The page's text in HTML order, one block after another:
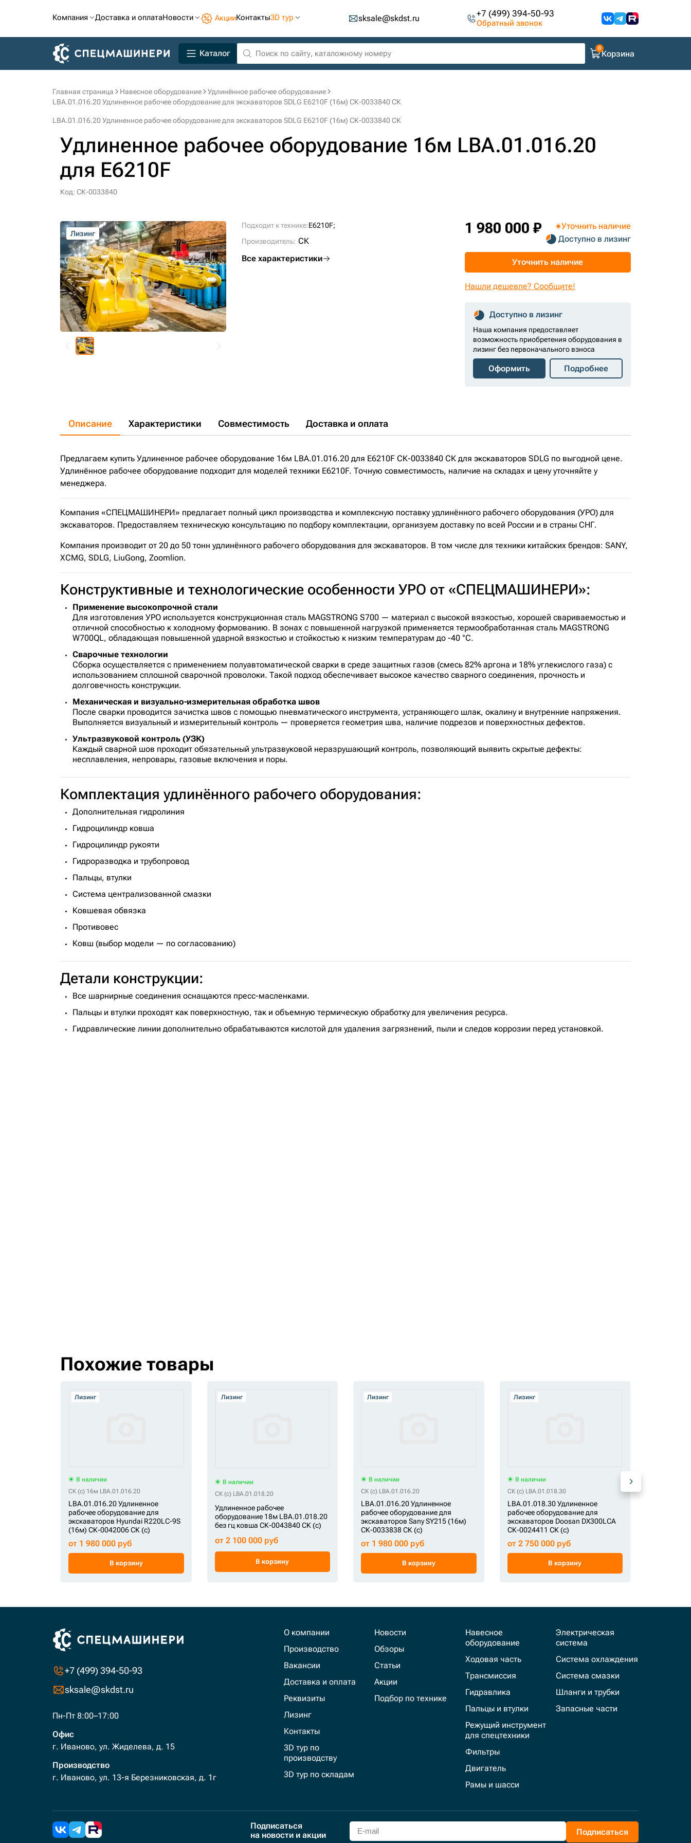
Компания Доставка и оплатаНовости АкцииКонтакты3D тур sksale@skdst.ru +7 (499) 394-50-93
Обратный звонок
Каталог Корзина
Главная страница Навесное оборудование
Удлинённое рабочее оборудование
LBA.01.016.20 Удлиненное рабочее оборудование для экскаваторов SDLG E6210F (16м) СК-0033840 СК
LBA.01.016.20 Удлиненное рабочее оборудование для экскаваторов SDLG E6210F (16м) СК-0033840 СК
Удлиненное рабочее оборудование 16м LBA.01.016.20
для E6210F
Код: СК-0033840
Лизинг
Подходит к технике:E6210F;
Производитель: СК
Все характеристики
1 980 000 ₽
Уточнить наличие
Доступно в лизинг
Уточнить наличие
Нашли дешевле? Сообщите!
Доступно в лизинг
Наша компания предоставляет
возможность приобретения оборудования в
лизинг без первоначального взноса
Оформить Подробнее
Описание Характеристики Совместимость Доставка и оплата
Предлагаем купить Удлиненное рабочее оборудование 16м LBA.01.016.20 для E6210F СК-0033840 СК для экскаваторов SDLG по выгодной цене.
Удлинённое рабочее оборудование подходит для моделей техники E6210F. Точную совместимость, наличие на складах и цену уточняйте у
менеджера.
Компания «СПЕЦМАШИНЕРИ» предлагает полный цикл производства и комплексную поставку удлинённого рабочего оборудования (УРО) для
экскаваторов. Предоставляем техническую консультацию по подбору комплектации, организуем доставку по всей России и в страны СНГ.
Компания производит от 20 до 50 тонн удлинённого рабочего оборудования для экскаваторов. В том числе для техники китайских брендов: SANY,
XCMG, SDLG, LiuGong, Zoomlion.
Конструктивные и технологические особенности УРО от «СПЕЦМАШИНЕРИ»:
Применение высокопрочной стали
Для изготовления УРО используется конструкционная сталь MAGSTRONG S700 — материал с высокой вязкостью, хорошей свариваемостью и
отличной способностью к холодному формованию. В зонах с повышенной нагрузкой применяется термообработанная сталь MAGSTRONG
W700QL, обладающая повышенной ударной вязкостью и стойкостью к низким температурам до -40 °C.
Сварочные технологии
Сборка осуществляется с применением полуавтоматической сварки в среде защитных газов (смесь 82% аргона и 18% углекислого газа) с
использованием сплошной сварочной проволоки. Такой подход обеспечивает высокое качество сварного соединения, прочность и
долговечность конструкции.
Механическая и визуально-измерительная обработка швов
После сварки проводится зачистка швов с помощью пневматического инструмента, устраняющего шлак, окалину и внутренние напряжения.
Выполняется визуальный и измерительный контроль — проверяется геометрия шва, наличие подрезов и поверхностных дефектов.
Ультразвуковой контроль (УЗК)
Каждый сварной шов проходит обязательный ультразвуковой неразрушающий контроль, позволяющий выявить скрытые дефекты:
несплавления, непровары, газовые включения и поры.
Комплектация удлинённого рабочего оборудования:
Дополнительная гидролиния
Гидроцилиндр ковша
Гидроцилиндр рукояти
Гидроразводка и трубопровод
Пальцы, втулки
Система централизованной смазки
Ковшевая обвязка
Противовес
Ковш (выбор модели — по согласованию)
Детали конструкции:
Все шарнирные соединения оснащаются пресс-масленками.
Пальцы и втулки проходят как поверхностную, так и объемную термическую обработку для увеличения ресурса.
Гидравлические линии дополнительно обрабатываются кислотой для удаления загрязнений, пыли и следов коррозии перед установкой.
Похожие товары
Лизинг
В наличии
СК (c) 16м LBA.01.016.20
LBA.01.016.20 Удлиненное
рабочее оборудование для
экскаваторов Hyundai R220LC-9S
(16м) СК-0042006 СК (c)
от 1 980 000 руб
В корзину
Лизинг
В наличии
СК (c) LBA.01.018.20
Удлиненное рабочее
оборудование 18м LBA.01.018.20
без гц ковша СК-0043840 СК (c)
от 2 100 000 руб
В корзину
Лизинг
В наличии
СК (c) LBA.01.016.20
LBA.01.016.20 Удлиненное
рабочее оборудование для
экскаваторов Sany SY215 (16м)
СК-0033838 СК (c)
от 1 980 000 руб
В корзину
Лизинг
В наличии
СК (c) LBA.01.018.30
LBA.01.018.30 Удлиненное
рабочее оборудование для
экскаваторов Doosan DX300LCA
СК-0024411 СК (c)
от 2 750 000 руб
В корзину
+7 (499) 394-50-93
sksale@skdst.ru
Пн-Пт 8:00–17:00
Офис
г. Иваново, ул. Жиделева, д. 15
Производство
г. Иваново, ул. 13-я Березниковская, д. 1г
О компании
Производство
Вакансии
Доставка и оплата
Реквизиты
Лизинг
Контакты
3D тур по
производству
3D тур по складам
Новости
Обзоры
Статьи
Акции
Подбор по технике
Навесное
оборудование
Ходовая часть
Трансмиссия
Гидравлика
Пальцы и втулки
Режущий инструмент
для спецтехники
Фильтры
Двигатель
Рамы и шасси
Электрическая
система
Система охлаждения
Система смазки
Шланги и трубки
Запасные части
Подписаться
на новости и акции
Подписаться